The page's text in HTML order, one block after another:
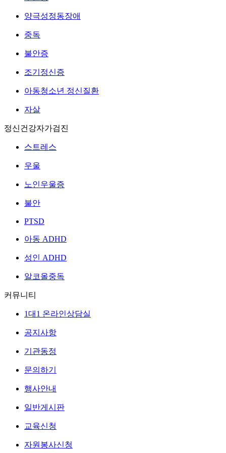
양극성정동장애
중독
불안증
조기정신증
아동청소년 정신질환
자살
정신건강자가검진
스트레스
우울
노인우울증
불안
PTSD
아동 ADHD
성인 ADHD
알코올중독
커뮤니티
1대1 온라인상담실
공지사항
기관동정
문의하기
행사안내
일반게시판
교육신청
자원봉사신청